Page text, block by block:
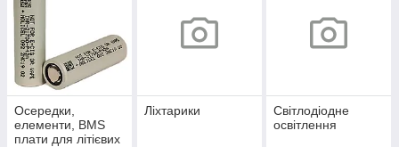
Осередки,
елементи, BMS
плати для літієвих
Ліхтарики
Світлодіодне
освітлення